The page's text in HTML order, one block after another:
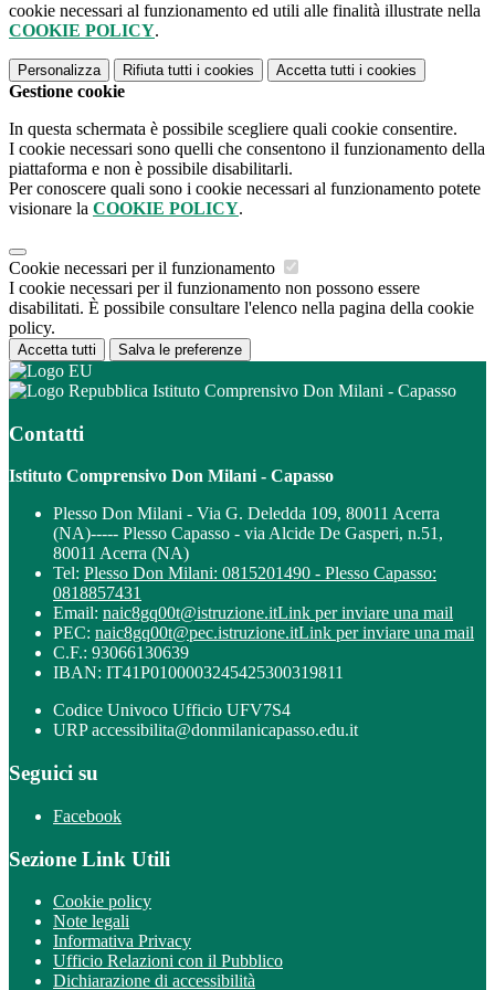
cookie necessari al funzionamento ed utili alle finalità illustrate nella
COOKIE POLICY.
Personalizza Rifiuta tutti i cookies Accetta tutti i cookies
Gestione cookie
In questa schermata è possibile scegliere quali cookie consentire.
I cookie necessari sono quelli che consentono il funzionamento della
piattaforma e non è possibile disabilitarli.
Per conoscere quali sono i cookie necessari al funzionamento potete
visionare la COOKIE POLICY.
Cookie necessari per il funzionamento
I cookie necessari per il funzionamento non possono essere
disabilitati. È possibile consultare l'elenco nella pagina della cookie
policy.
Accetta tutti Salva le preferenze
Istituto Comprensivo Don Milani - Capasso
Contatti
Istituto Comprensivo Don Milani - Capasso
Plesso Don Milani - Via G. Deledda 109, 80011 Acerra
(NA)----- Plesso Capasso - via Alcide De Gasperi, n.51,
80011 Acerra (NA)
Tel: Plesso Don Milani: 0815201490 - Plesso Capasso:
0818857431
Email: naic8gq00t@istruzione.itLink per inviare una mail
PEC: naic8gq00t@pec.istruzione.itLink per inviare una mail
C.F.: 93066130639
IBAN: IT41P0100003245425300319811
Codice Univoco Ufficio UFV7S4
URP accessibilita@donmilanicapasso.edu.it
Seguici su
Facebook
Sezione Link Utili
Cookie policy
Note legali
Informativa Privacy
Ufficio Relazioni con il Pubblico
Dichiarazione di accessibilità